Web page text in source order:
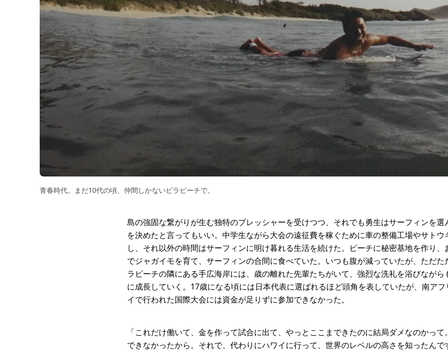
青春時代。まだ10代の頃、仲間しかないビラビーチで。
島の強固な繋がりが生む独特のプレッシャーを受けつつ、それでも勇生はサーフィンを
を決めたと言ってもいい。中学生ながら大会の遠征費を稼ぐために車の整備工場やサト
し、それ以外の時間はサーフィンに明け暮れる生活を続けた。ビーチに秘密基地を作り
でジャガイモを育て、サーフィンの合間に食べていた。いつも腹が減っていたが、ただ
ラビーチの隣にある手広海岸には、歳の離れた先輩たちがいて、強烈な洗礼を浴びなが
に成長していく。17歳になる頃には日本代表に選ばれるほど頭角を表していたが、南ア
イで行われた国際大会には資金が足りずに参加できなかった。
「これだけ働いて、金を作って試合に出て、やっとここまできたのに結局ダメなのかっ
できなかったから。それで、代わりにハワイに行って、世界のレベルの高さを知ったんで